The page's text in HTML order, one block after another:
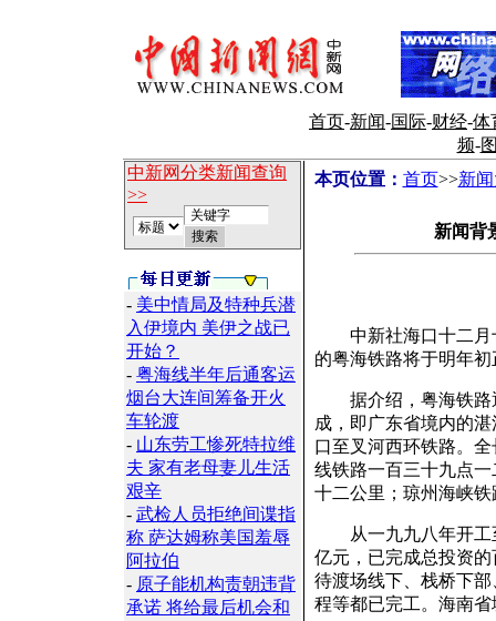
首页-新闻-国际-财经-体
频-
中新网分类新闻查询
>>
- 美中情局及特种兵潜
入伊境内 美伊之战已
开始？
- 粤海线半年后通客运
烟台大连间筹备开火
车轮渡
- 山东劳工惨死特拉维
夫 家有老母妻儿生活
艰辛
- 武检人员拒绝间谍指
称 萨达姆称美国羞辱
阿拉伯
- 原子能机构责朝违背
承诺 将给最后机会和
本页位置： 首页>>新
新闻背
中新社海口十二月
的粤海铁路将于明年
据介绍，粤海铁路通
成，即广东省境内的
口至叉河西环铁路。
线铁路一百三十九点
十二公里；琼州海峡
从一九九八年开工
亿元，已完成总投资
待渡场线下、栈桥下
程等都已完工。海南